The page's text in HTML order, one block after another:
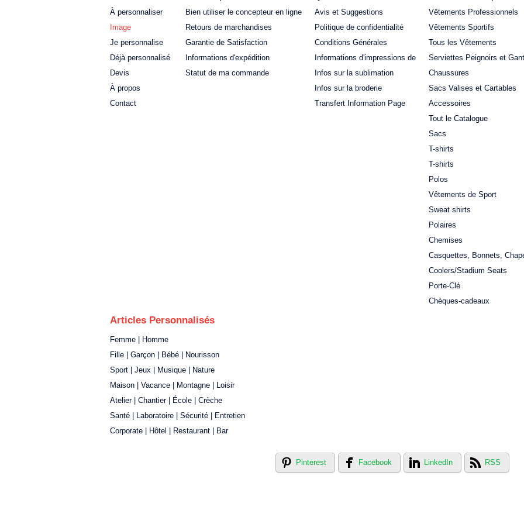
À personnaliser
Image
Je personnalise
Déjà personnalisé
Devis
À propos
Contact
Bien utiliser le concepteur en ligne
Retours de marchandises
Garantie de Satisfaction
Informations d'expédition
Statut de ma commande
Avis et Suggestions
Politique de confidentialité
Conditions Générales
Informations d'impressions de
Infos sur la sublimation
Infos sur la broderie
Transfert Information Page
Vêtements Professionnels
Vêtements Sportifs
Tous les Vêtements
Serviettes Peignoirs et
Chaussures
Sacs Valises et Cartables
Accessoires
Tout le Catalogue
Sacs
T-shirts
T-shirts
Polos
Vêtements de Sport
Sweat shirts
Polaires
Chemises
Casquettes, Bonnets,
Coolers/Stadium Seats
Porte-Clé
Chèques-cadeaux
Articles Personnalisés
Femme | Homme
Fille | Garçon | Bébé | Nourisson
Sport | Jeux | Musique | Nature
Maison | Vacance | Montagne | Loisir
Atelier | Chantier | École | Crèche
Santé | Laboratoire | Sécurité | Entretien
Corporate | Hôtel | Restaurant | Bar
Pinterest Facebook LinkedIn RSS